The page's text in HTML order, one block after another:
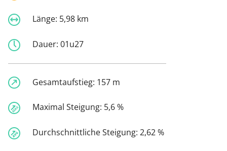
Länge: 5,98 km
Dauer: 01u27
Gesamtaufstieg: 157 m
Maximal Steigung: 5,6 %
Durchschnittliche Steigung: 2,62 %